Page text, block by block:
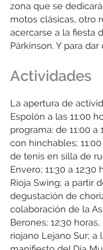
zona que se
motos clásicas, otro
acercarse a la fiesta
Párkinson. Y para
Actividades
La apertura de
Espolón a las 11:00
programa: de 11:00 a
con hinchables;
de tenis en silla de
Envero; 11:30 a
Rioja Swing; a partir
degustación de
colaboración de la
Berones; 12:30
riojano Lejano Sur; a